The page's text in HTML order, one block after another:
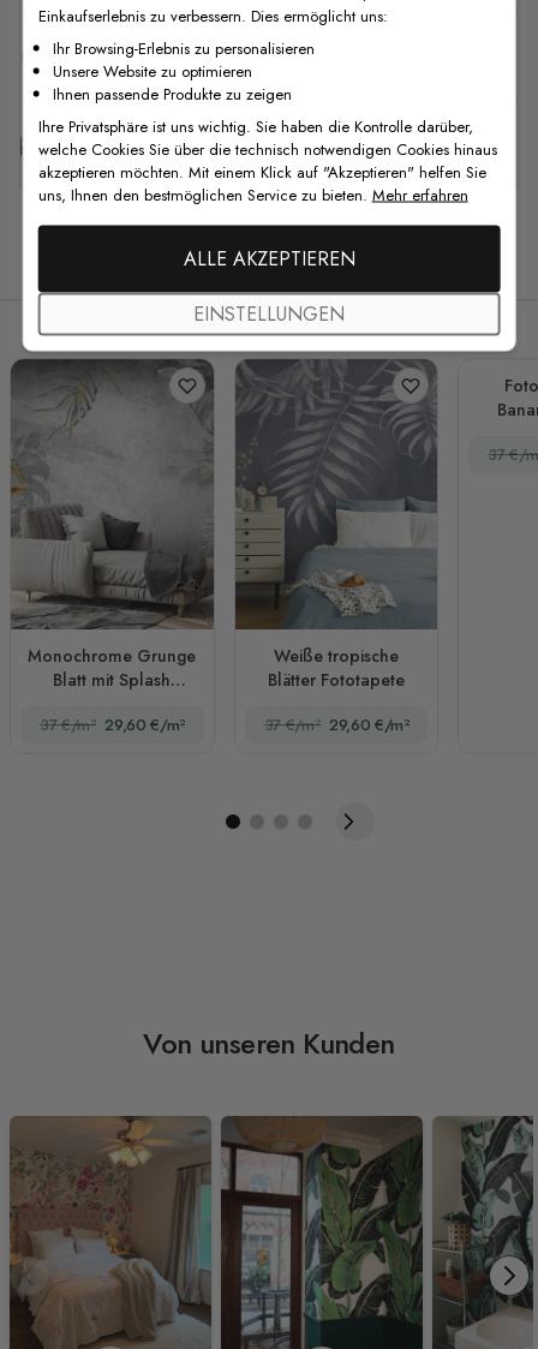
F.A.Q
Kostenlose Anpassung
Verwandte Produkte
Monochrome Grunge
Blatt mit Splash
37 €/m² 29,60 €/m²
Weiße tropische
Blätter Fototapete
37 €/m² 29,60 €/m²
37 €/
Von unseren Kunden
Einkaufserlebnis zu verbessern. Dies ermöglicht uns:
Ihr Browsing-Erlebnis zu personalisieren
Unsere Website zu optimieren
Ihnen passende Produkte zu zeigen
Ihre Privatsphäre ist uns wichtig. Sie haben die Kontrolle darüber,
welche Cookies Sie über die technisch notwendigen Cookies hinaus
akzeptieren möchten. Mit einem Klick auf "Akzeptieren" helfen Sie
uns, Ihnen den bestmöglichen Service zu bieten. Mehr erfahren
ALLE AKZEPTIEREN
EINSTELLUNGEN